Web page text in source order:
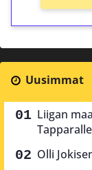
Uusimmat
Liigan
Olli